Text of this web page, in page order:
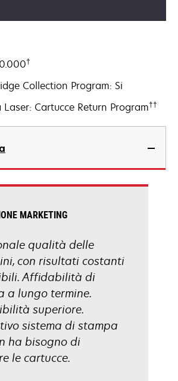
†
Collection Program: Si
Cartucce Return Program††
MARKETING
qualità delle
con risultati costanti
Affidabilità di
a lungo termine.
superiore.
sistema di stampa
ha bisogno di
le cartucce.